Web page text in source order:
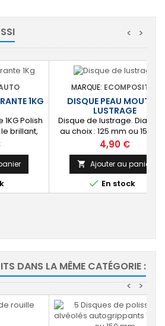
>
<
1KG
Polish
brillant,
les
Double
du
1KG
MARQUE: ECOMPOSITES
DISQUE PEAU MOUTON
LUSTRAGE
Disque de lustrage.
au choix : 125 mm ou 150
Pour polir et lustrer les
gelcoats et peintures.
auto-agrippante.
Prix
4,90 €
 Ajouter au panier
 En stock
DANS LA MÊME CATÉGORIE :
>
<